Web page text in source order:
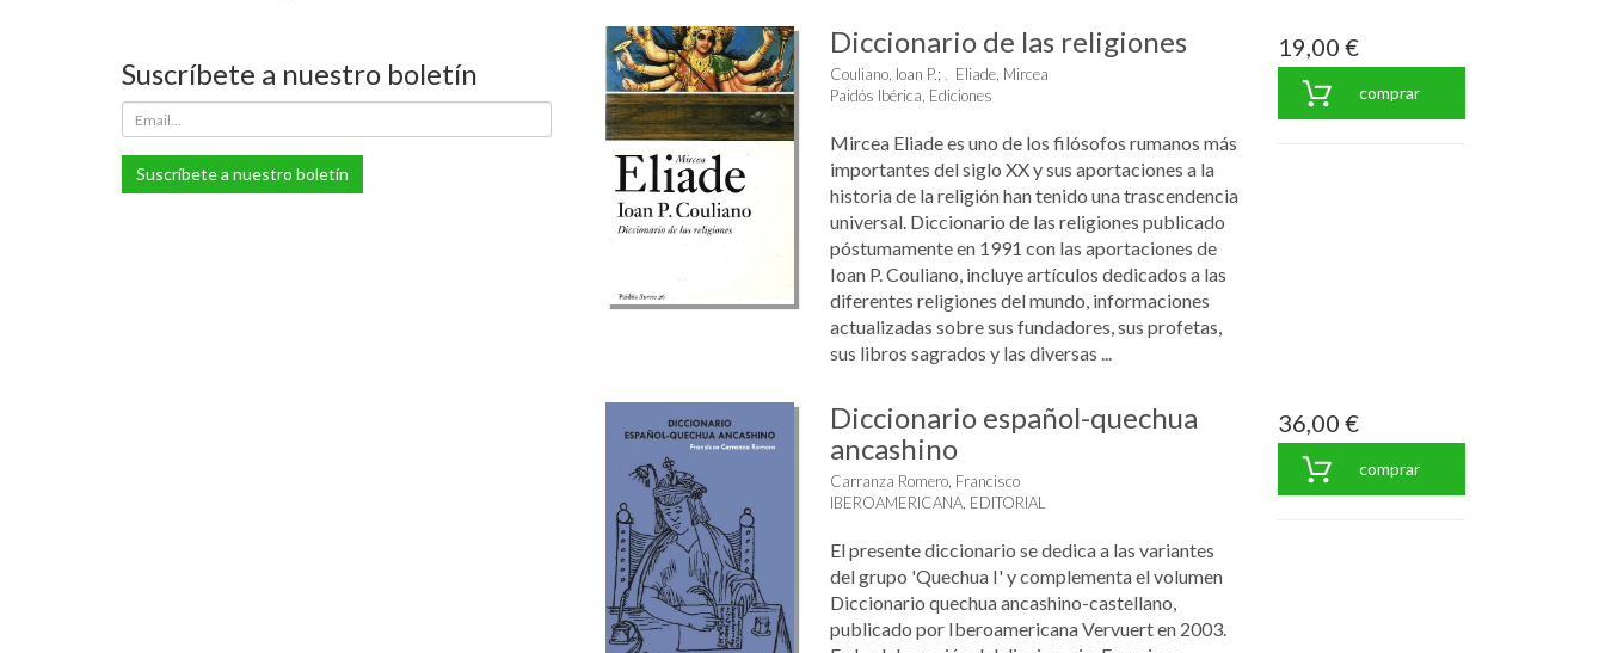
Suscríbete a nuestro boletín
Suscríbete a nuestro boletín
Diccionario de las religiones
Couliano, Ioan P.;
Eliade, Mircea
Paidós Ibérica, Ediciones
Mircea Eliade es uno de los filósofos rumanos más
importantes del siglo XX y sus aportaciones a la
historia de la religión han tenido una trascendencia
universal. Diccionario de las religiones publicado
póstumamente en 1991 con las aportaciones de
Ioan P. Couliano, incluye artículos dedicados a las
diferentes religiones del mundo, informaciones
actualizadas sobre sus fundadores, sus profetas,
sus libros sagrados y las diversas ...
19,00 €
comprar
Diccionario español-quechua
ancashino
Carranza Romero, Francisco
IBEROAMERICANA, EDITORIAL
El presente diccionario se dedica a las variantes
del grupo 'Quechua I' y complementa el volumen
Diccionario quechua ancashino-castellano,
publicado por Iberoamericana Vervuert en 2003.
36,00 €
comprar